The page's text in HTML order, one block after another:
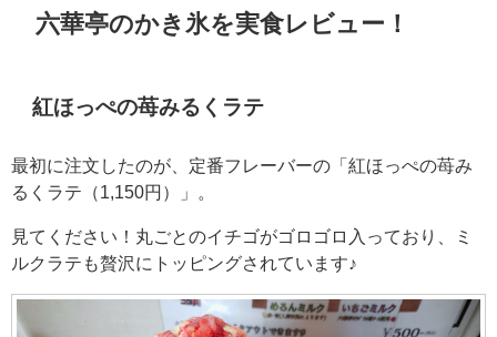
六華亭のかき氷を実食レビュー！
紅ほっぺの苺みるくラテ
最初に注文したのが、定番フレーバーの「紅ほっぺの苺み
るくラテ（1,150円）」。
見てください！丸ごとのイチゴがゴロゴロ入っており、ミ
ルクラテも贅沢にトッピングされています♪